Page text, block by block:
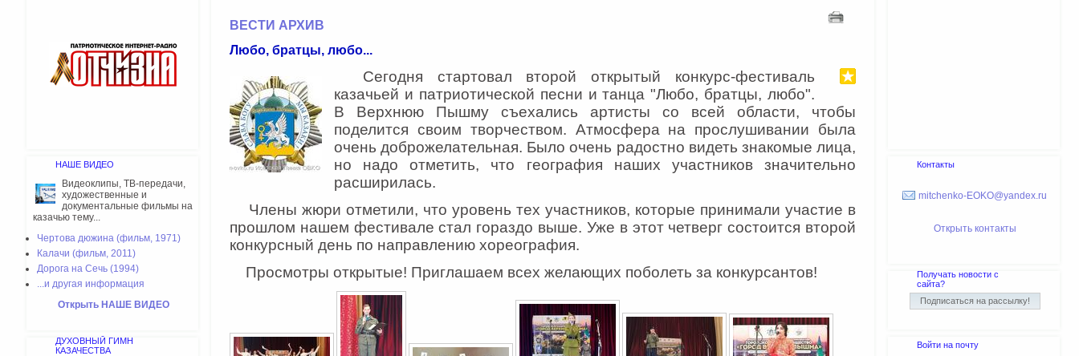
НАШЕ ВИДЕО
Видеоклипы, ТВ-передачи,
художественные и
документальные фильмы на
казачью тему...
Чертова дюжина (фильм, 1971)
Калачи (фильм, 2011)
Дорога на Сечь (1994)
...и другая информация
Открыть НАШЕ ВИДЕО
ДУХОВНЫЙ ГИМН
КАЗАЧЕСТВА
ВЕСТИ АРХИВ
Любо, братцы, любо...
Сегодня стартовал второй открытый конкурс-фестиваль
казачьей и патриотической песни и танца "Любо, братцы, любо".
В Верхнюю Пышму съехались артисты со всей области, чтобы
поделится своим творчеством. Атмосфера на прослушивании была
очень доброжелательная. Было очень радостно видеть знакомые лица,
но надо отметить, что география наших участников значительно
расширилась.
Члены жюри отметили, что уровень тех участников, которые принимали участие в
прошлом нашем фестивале стал гораздо выше. Уже в этот четверг состоится второй
конкурсный день по направлению хореография.
Просмотры открытые! Приглашаем всех желающих поболеть за конкурсантов!
Контакты
mitchenko-EOKO@yandex.ru
Открыть контакты
Получать новости с
сайта?
Войти на почту